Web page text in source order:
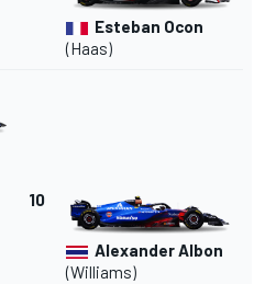
Esteban Ocon
(Haas)
10
Alexander Albon
(Williams)